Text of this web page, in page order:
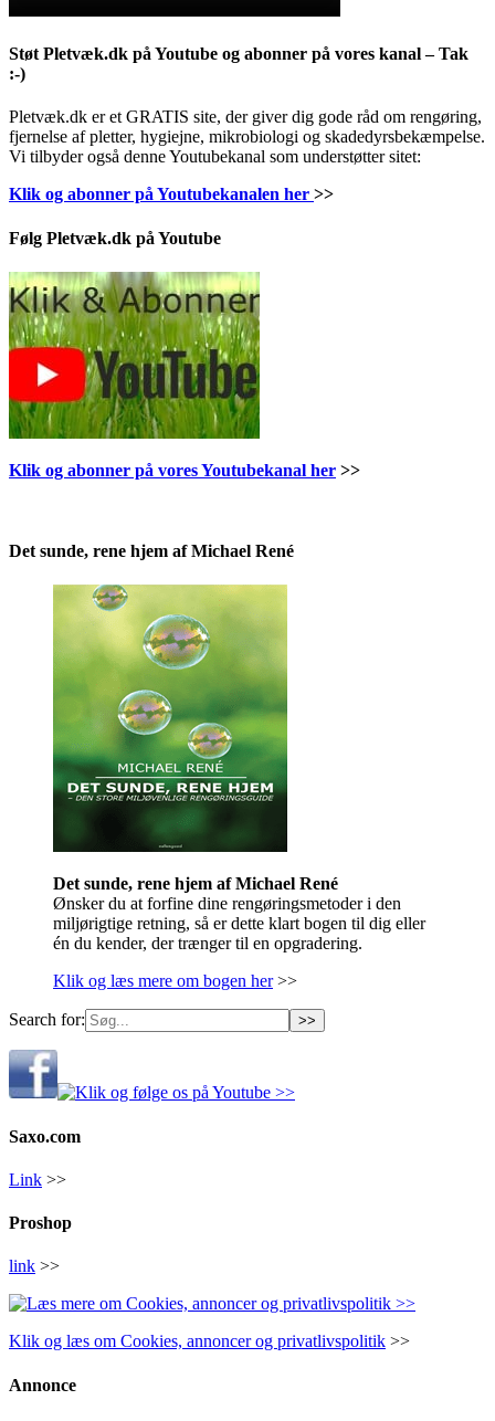
Støt Pletvæk.dk på Youtube og abonner på vores kanal – Tak
:-)
Pletvæk.dk er et GRATIS site, der giver dig gode råd om rengøring,
fjernelse af pletter, hygiejne, mikrobiologi og skadedyrsbekæmpelse.
Vi tilbyder også denne Youtubekanal som understøtter sitet:
Klik og abonner på Youtubekanalen her >>
Følg Pletvæk.dk på Youtube
Klik og abonner på vores Youtubekanal her >>
Det sunde, rene hjem af Michael René
Det sunde, rene hjem af Michael René
Ønsker du at forfine dine rengøringsmetoder i den
miljørigtige retning, så er dette klart bogen til dig eller
én du kender, der trænger til en opgradering.
Klik og læs mere om bogen her>>
Search for:
Saxo.com
Link >>
Proshop
link >>
Klik og læs om Cookies, annoncer og privatlivspolitik >>
Annonce